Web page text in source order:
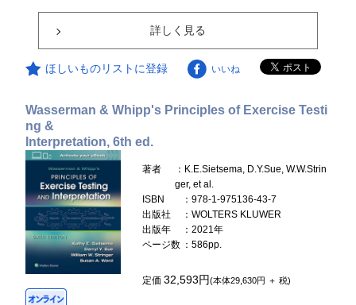
詳しく見る
ほしいものリストに登録 いいね
Wasserman & Whipp's Principles of Exercise Testi
ng &
Interpretation, 6th ed.
著者
：K.E.Sietsema, D.Y.Sue, W.W.Strin
ger, et al.
ISBN
：978-1-975136-43-7
出版社
：WOLTERS KLUWER
出版年
：2021年
ページ数 ：586pp.
定価32,593円(本体29,630円 ＋ 税)